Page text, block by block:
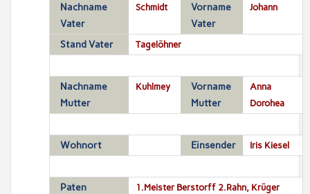
Nachname
Vater
Schmidt
Vorname
Vater
Johann
Stand Vater Tagelöhner
Nachname
Mutter
Kuhlmey
Vorname
Mutter
Anna
Dorohea
Wohnort Einsender Iris Kiesel
Paten
1.Meister Berstorff 2.Rahn, Krüger